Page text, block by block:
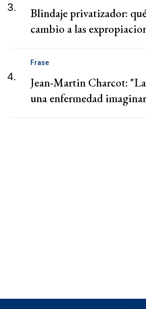
3.
Blindaje privatizador:
cambio a las
4.
Frase
Jean-Martin Charcot:
una enfermedad